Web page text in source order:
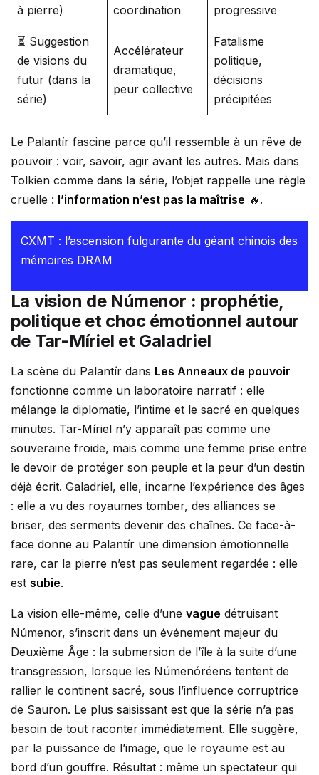
à pierre) coordination progressive
⏳ Suggestion
de visions du
futur (dans la
série)
Accélérateur
dramatique,
peur collective
Fatalisme
politique,
décisions
précipitées
Le Palantír fascine parce qu’il ressemble à un rêve de
pouvoir : voir, savoir, agir avant les autres. Mais dans
Tolkien comme dans la série, l’objet rappelle une règle
cruelle : l’information n’est pas la maîtrise 🔥.
CXMT : l’ascension fulgurante du géant chinois des
mémoires DRAM
La vision de Númenor : prophétie,
politique et choc émotionnel autour
de Tar-Míriel et Galadriel
La scène du Palantír dans Les Anneaux de pouvoir
fonctionne comme un laboratoire narratif : elle
mélange la diplomatie, l’intime et le sacré en quelques
minutes. Tar-Míriel n’y apparaît pas comme une
souveraine froide, mais comme une femme prise entre
le devoir de protéger son peuple et la peur d’un destin
déjà écrit. Galadriel, elle, incarne l’expérience des âges
: elle a vu des royaumes tomber, des alliances se
briser, des serments devenir des chaînes. Ce face-à-
face donne au Palantír une dimension émotionnelle
rare, car la pierre n’est pas seulement regardée : elle
est subie.
La vision elle-même, celle d’une vague détruisant
Númenor, s’inscrit dans un événement majeur du
Deuxième Âge : la submersion de l’île à la suite d’une
transgression, lorsque les Númenóréens tentent de
rallier le continent sacré, sous l’influence corruptrice
de Sauron. Le plus saisissant est que la série n’a pas
besoin de tout raconter immédiatement. Elle suggère,
par la puissance de l’image, que le royaume est au
bord d’un gouffre. Résultat : même un spectateur qui